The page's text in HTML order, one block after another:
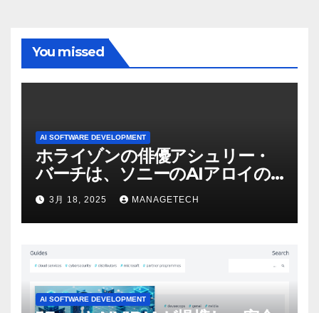
You missed
AI SOFTWARE DEVELOPMENT
ホライゾンの俳優アシュリー・
バーチは、ソニーのAIアロイの
ビデオを見て「ゲームパフォー
マンスという芸術形式に不安を
感じた」と語る – IGN
3月 18, 2025 MANAGETECH
AI SOFTWARE DEVELOPMENT